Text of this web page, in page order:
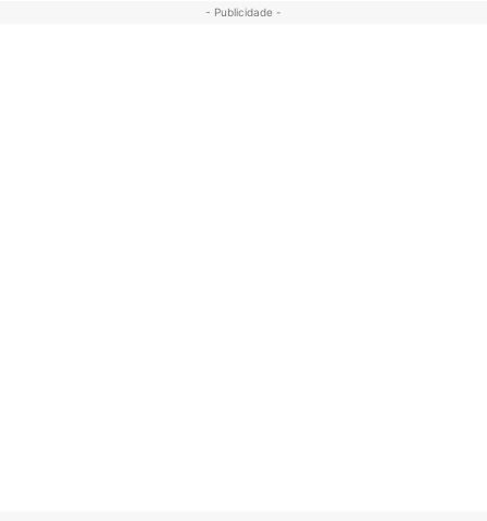
- Publicidade -